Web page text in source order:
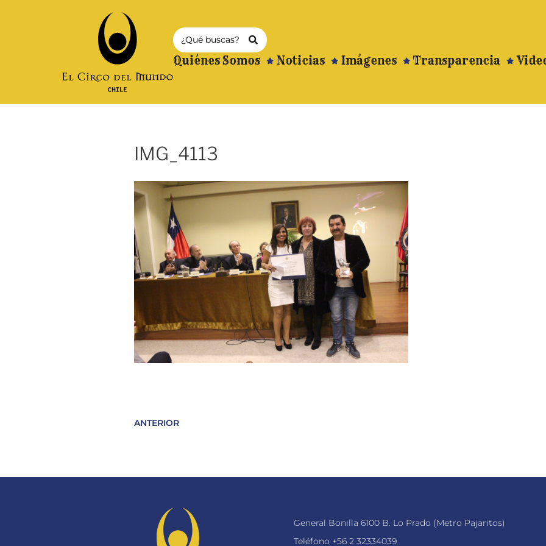
Quiénes Somos Noticias Imágenes Transparencia
IMG_4113
ANTERIOR
General Bonilla 6100 B. Lo Prado (Metro Pajaritos)
Teléfono +56 2 32334039